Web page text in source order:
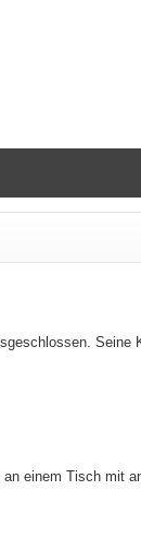
einem Tisch mit